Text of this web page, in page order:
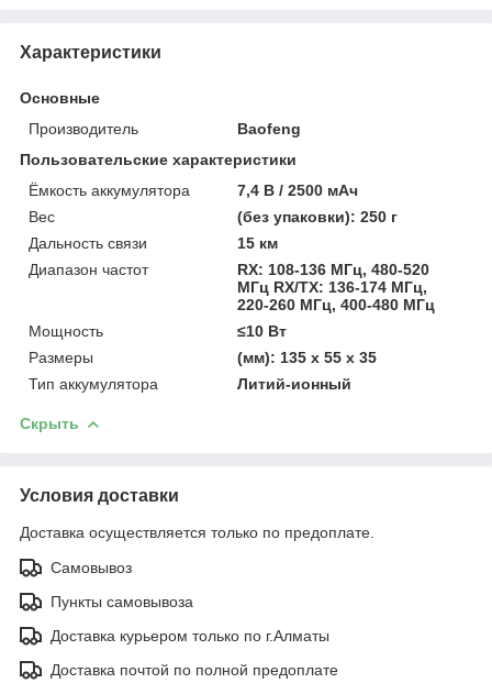
Характеристики
Основные
Производитель
Baofeng
Пользовательские характеристики
Ёмкость аккумулятора
7,4 В / 2500 мАч
Вес
(без упаковки): 250 г
Дальность связи
15 км
Диапазон частот
RX: 108-136 МГц, 480-520
МГц RX/TX: 136-174 МГц,
220-260 МГц, 400-480 МГц
Мощность
≤10 Вт
Размеры
(мм): 135 x 55 x 35
Тип аккумулятора
Литий-ионный
Скрыть
Условия доставки
Доставка осуществляется только по предоплате.
Самовывоз
Пункты самовывоза
Доставка курьером только по г.Алматы
Доставка почтой по полной предоплате